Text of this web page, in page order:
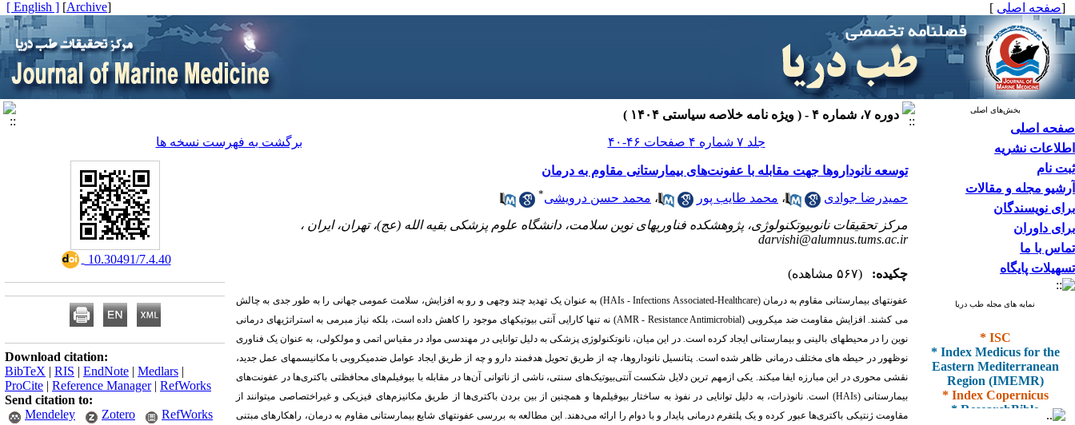
[صفحه اصلی ]
[
Archive
]
[ English ]
بخش‌های اصلی
صفحه اصلی
اطلاعات نشریه
ثبت نام
آرشیو مجله و مقالات
برای نویسندگان
برای داوران
تماس با ما
تسهیلات پایگاه
نمایه های مجله طب دریا
* ISC
* Index Medicus for the
Eastern Mediterranean
Region (IMEMR)
* Index Copernicus
* ResearchBible
دوره ۷، شماره ۴ - ( ویژه نامه خلاصه سیاستی ۱۴۰۴ )
جلد ۷ شماره ۴ صفحات ۴۶-۴۰
برگشت به فهرست نسخه ها
توسعه نانوداروها جهت مقابله با عفونت‌های بیمارستانی مقاوم به درمان
حمیدرضا جوادی ، محمد طایب پور ، محمد حسن درویشی*
مرکز تحقیقات نانوبیوتکنولوژی، پژوهشکده فناوریهای نوین سلامت، دانشگاه علوم پزشکی بقیه الله (عج)، تهران، ایران ،
darvishi@alumnus.tums.ac.ir
چکیده: (۵۶۷ مشاهده)
عفونتهای بیمارستانی مقاوم به درمان (HAIs - Infections Associated-Healthcare
) به عنوان یک تهدید چند وجهی و رو به افزایش، سلامت عمومی جهانی را به طور جدی به چالش
می کشند. افزایش مقاومت ضد میکروبی (AMR - Resistance Antimicrobial
) نه تنها کارایی آنتی بیوتیکهای موجود را کاهش داده است، بلکه نیاز مبرمی به استراتژیهای درمانی
نوین را در محیطهای بالینی و بیمارستانی ایجاد کرده است. در این میان، نانوتکنولوژی پزشکی به دلیل توانایی در مهندسی مواد در مقیاس اتمی و مولکولی، به عنوان یک فناوری
نوظهور در حیطه های مختلف درمانی ظاهر شده است. پتانسیل نانوداروها، چه از طریق تحویل هدفمند دارو و چه از طریق ایجاد عوامل ضدمیکروبی با مکانیسمهای عمل جدید،
نقشی محوری در این مبارزه ایفا میکند. یکی ازمهم ترین دلایل شکست آنتی‌بیوتیک‌های سنتی، ناشی از ناتوانی آن‌ها در مقابله با بیوفیلم‌های محافظتی باکتری‌ها در عفونت‌های
بیمارستانی (HAIs) است. نانوذرات، به دلیل توانایی در نفوذ به ساختار بیوفیلم‌ها و همچنین از بین بردن باکتری‌ها از طریق مکانیزم‌های فیزیکی و غیراختصاصی میتوانند از
مقاومت ژنتیکی باکتری‌ها عبور کرده و یک پلتفرم درمانی پایدار و با دوام را ارائه می‌دهند. این مطالعه به بررسی عفونتهای شایع بیمارستانی مقاوم به درمان، راهکارهای مبتنی
‎ 10.30491/7.4.40
Download citation:
BibTeX | RIS | EndNote | Medlars |
ProCite | Reference Manager| RefWorks
Send citation to:
Mendeley
Zotero RefWorks